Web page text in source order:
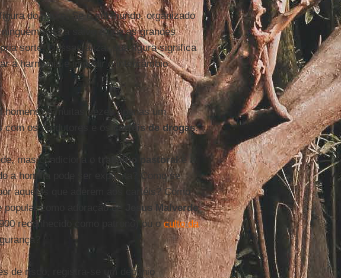
do padre. Se o submundo, organizado
está a salvo e que as grandes
sorte. Dessacralizar sua figura significa
a harmonia e impedir o intercâmbio
homens) é muitas vezes apenas um
os produtores e os
cartéis de drogas.
mas condiciona o trabalho pastorale a
a homilia pode ser explícita? Como se
aqueles que aderem aos cartéis? Como
popular como adoração de
Jesus Malverde
reconhecido como patrono) ou oculto da
de risco, registra-se um declínio